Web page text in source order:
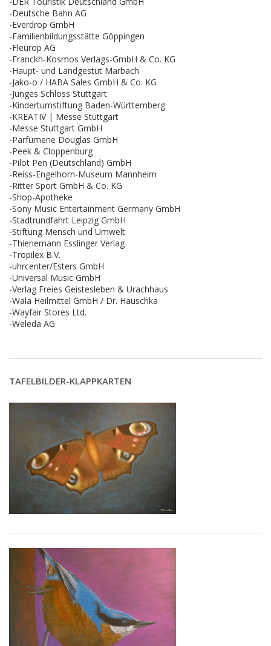
-Deutsche Bahn AG
-Everdrop GmbH
-Familienbildungsstätte Göppingen
-Fleurop AG
-Franckh-Kosmos Verlags-GmbH & Co. KG
-Haupt- und Landgestüt Marbach
-Jako-o / HABA Sales GmbH & Co. KG
-Junges Schloss Stuttgart
-Kinderturnstiftung Baden-Württemberg
-KREATIV | Messe Stuttgart
-Messe Stuttgart GmbH
-Parfümerie Douglas GmbH
-Peek & Cloppenburg
-Pilot Pen (Deutschland) GmbH
-Reiss-Engelhorn-Museum Mannheim
-Ritter Sport GmbH & Co. KG
-Shop-Apotheke
-Sony Music Entertainment Germany GmbH
-Stadtrundfahrt Leipzig GmbH
-Stiftung Mensch und Umwelt
-Thienemann Esslinger Verlag
-Tropilex B.V.
-uhrcenter/Esters GmbH
-Universal Music GmbH
-Verlag Freies Geistesleben & Urachhaus
-Wala Heilmittel GmbH / Dr. Hauschka
-Wayfair Stores Ltd.
-Weleda AG
TAFELBILDER-KLAPPKARTEN